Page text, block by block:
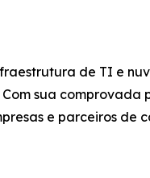
de TI e
sua
e parceiros